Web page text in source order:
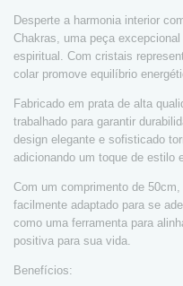
Desperte a harmonia interior
Chakras, uma peça
espiritual. Com cristais
colar promove equilíbrio
Fabricado em prata de alta
trabalhado para garantir
design elegante e sofisticado
adicionando um toque de estilo
Com um comprimento de
facilmente adaptado para se
como uma ferramenta para
positiva para sua vida.
Benefícios: